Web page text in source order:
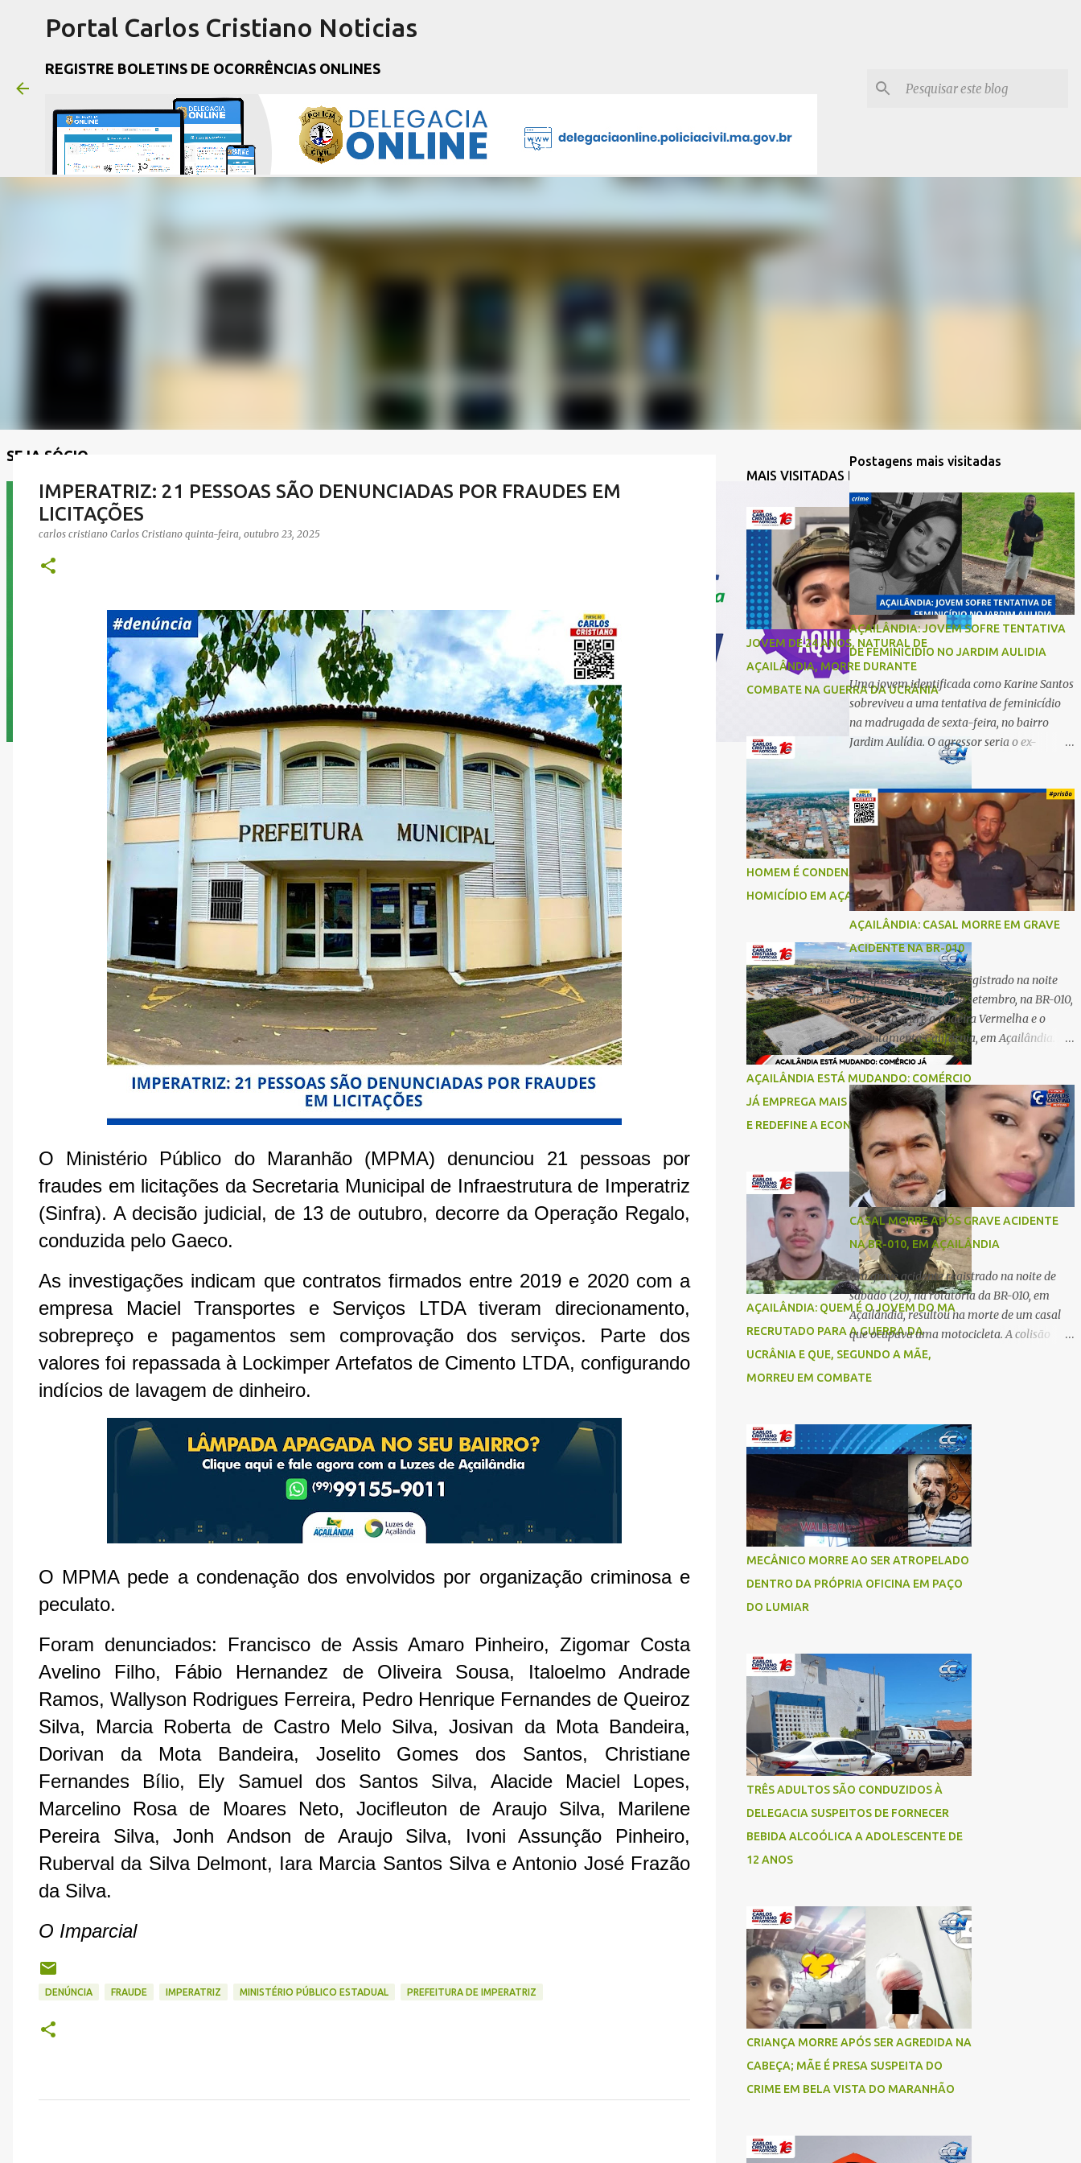
Portal Carlos Cristiano Noticias
REGISTRE BOLETINS DE OCORRÊNCIAS ONLINES
SEJA SÓCIO
IMPERATRIZ: 21 PESSOAS SÃO DENUNCIADAS POR FRAUDES EM
LICITAÇÕES
carlos cristiano Carlos Cristiano quinta-feira, outubro 23, 2025
O Ministério Público do Maranhão (MPMA) denunciou 21 pessoas por
fraudes em licitações da Secretaria Municipal de Infraestrutura de Imperatriz
(Sinfra). A decisão judicial, de 13 de outubro, decorre da Operação Regalo,
conduzida pelo Gaeco.
As investigações indicam que contratos firmados entre 2019 e 2020 com a
empresa Maciel Transportes e Serviços LTDA tiveram direcionamento,
sobrepreço e pagamentos sem comprovação dos serviços. Parte dos
valores foi repassada à Lockimper Artefatos de Cimento LTDA, configurando
indícios de lavagem de dinheiro.
O MPMA pede a condenação dos envolvidos por organização criminosa e
peculato.
Foram denunciados: Francisco de Assis Amaro Pinheiro, Zigomar Costa
Avelino Filho, Fábio Hernandez de Oliveira Sousa, Italoelmo Andrade
Ramos, Wallyson Rodrigues Ferreira, Pedro Henrique Fernandes de Queiroz
Silva, Marcia Roberta de Castro Melo Silva, Josivan da Mota Bandeira,
Dorivan da Mota Bandeira, Joselito Gomes dos Santos, Christiane
Fernandes Bílio, Ely Samuel dos Santos Silva, Alacide Maciel Lopes,
Marcelino Rosa de Moares Neto, Jocifleuton de Araujo Silva, Marilene
Pereira Silva, Jonh Andson de Araujo Silva, Ivoni Assunção Pinheiro,
Ruberval da Silva Delmont, Iara Marcia Santos Silva e Antonio José Frazão
da Silva.
O Imparcial
DENÚNCIA FRAUDE IMPERATRIZ MINISTÉRIO PÚBLICO ESTADUAL PREFEITURA DE IMPERATRIZ
MAIS VISITADAS DA SEMANA
JOVEM DE 24 ANOS, NATURAL DE
AÇAILÂNDIA, MORRE DURANTE
COMBATE NA GUERRA DA UCRÂNIA
HOMEM É CONDENADO A 18 ANOS POR
HOMICÍDIO EM AÇAILÂNDIA
AÇAILÂNDIA ESTÁ MUDANDO: COMÉRCIO
JÁ EMPREGA MAIS DO QUE A INDÚSTRIA
E REDEFINE A ECONOMIA DO MUNICÍPIO
AÇAILÂNDIA: QUEM É O JOVEM DO MA
RECRUTADO PARA A GUERRA DA
UCRÂNIA E QUE, SEGUNDO A MÃE,
MORREU EM COMBATE
MECÂNICO MORRE AO SER ATROPELADO
DENTRO DA PRÓPRIA OFICINA EM PAÇO
DO LUMIAR
TRÊS ADULTOS SÃO CONDUZIDOS À
DELEGACIA SUSPEITOS DE FORNECER
BEBIDA ALCOÓLICA A ADOLESCENTE DE
12 ANOS
CRIANÇA MORRE APÓS SER AGREDIDA NA
CABEÇA; MÃE É PRESA SUSPEITA DO
CRIME EM BELA VISTA DO MARANHÃO
Postagens mais visitadas
AÇAILÂNDIA: JOVEM SOFRE TENTATIVA
DE FEMINICIDIO NO JARDIM AULIDIA
Uma jovem identificada como Karine Santos
sobreviveu a uma tentativa de feminicídio
na madrugada de sexta-feira, no bairro
Jardim Aulídia. O agressor seria o ex-
companheiro, com quem manteve um
relacionamento de quase três anos e com
quem tem uma filha. Segundo Karine,
durante todo o dia anterior, o suspeito
enviou mensagens insistindo para reatar o
relacionamento, mas ela deixou claro que
não queria. Naquela noite, a vítima recebeu
o convite de um amigo para ir a uma festa.
Ao chegar ao local, percebeu que o ex
também estava presente, mas permaneceu
tranquila durante todo o evento. O ataque
aconteceu quando Karine retornava para
casa, por volta das 5h40 da manhã.
“Quando cheguei, ele estava escondido.
Assim que me viu, entrou no carro e
começou a me atacar com uma faca,
atingindo também o rapaz que estava
comigo”, relatou. Após a agressão, Karine
recebeu atendimento médico e passa bem,
estando fora de perigo. A jovem também
registrou boletim de ocorrência contra o ex-
companheiro. Mesm...
AÇAILÂNDIA: CASAL MORRE EM GRAVE
ACIDENTE NA BR-010
Um grave acidente foi registrado na noite
desta terça-feira, 30 de setembro, na BR-010,
no trecho entre a Ladeira Vermelha e o
Assentamento Califórnia, em Açailândia. De
acordo com informações apuradas, as
vítimas eram um casal residente em
Imperatriz. Eles haviam vindo até o bairro
Plano da Serra, em Açailândia, para visitar
familiares e estavam a caminho de casa
quando ocorreu a tragédia. O acidente
envolveu uma motocicleta e um caminhão
caçamba. Com o impacto da colisão, o casal
não resistiu aos ferimentos e veio a óbito
ainda no local. As vítimas foram
identificadas como Carmem Rejane e
Ronaldo de Jesus. Equipes de socorro foram
acionadas, mas nada puderam fazer além
de constatar os óbitos. A Polícia Rodoviária
Federal (PRF) esteve no local para controlar
o tráfego e coletar informações que devem
CASAL MORRE APÓS GRAVE ACIDENTE
NA BR-010, EM AÇAILÂNDIA
Um grave acidente registrado na noite de
sábado (20), na rotatória da BR-010, em
Açailândia, resultou na morte de um casal
que ocupava uma motocicleta. A colisão
envolveu uma moto e um carro. De acordo
com as primeiras informações, o condutor
A passageira da moto chegou a ser
socorrida com vida e encaminhada para
atendimento médico, mas infelizmente não
resistiu aos ferimentos e veio a óbito. Uma
das vítimas foi identificada como Gleiciane,
moradora do bairro Jacu. Até o momento, o
condutor da motocicleta foi identificado
como Julimar Lucena, iria fazer 37 anos no
próximo dia 28 de junho. De acordo com
discussão, o condutor da motocicleta teria
invadido a contramão e colidido
frontalmente com um carro. As
circunstâncias do acidente deverão ser
apuradas pelas autoridades competentes. ...